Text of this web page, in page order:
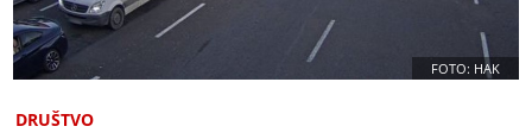
FOTO: HAK
DRUŠTVO